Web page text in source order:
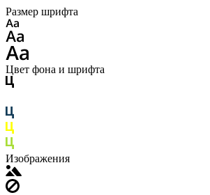
Размер шрифта
Цвет фона и шрифта
Изображения